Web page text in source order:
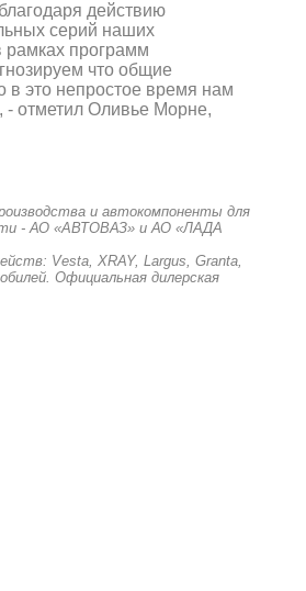
действию
серий наших
рамках программ
что общие
в это непростое время нам
- отметил Оливье Морне,
и автокомпоненты для
- АО «АВТОВАЗ» и АО «ЛАДА
Vesta, XRAY, Largus, Granta,
Официальная дилерская